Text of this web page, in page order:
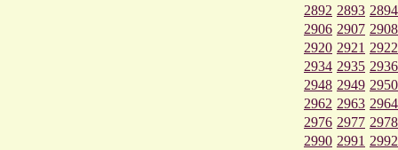
2892 2893 2894
2906 2907 2908
2920 2921 2922
2934 2935 2936
2948 2949 2950
2962 2963 2964
2976 2977 2978
2990 2991 2992